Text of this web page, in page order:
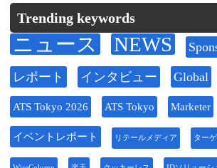
Trending keywords
ニュース NEWS
レポート インタビュー Global
ATS Tokyo 2026 ATS Tokyo Marketer
イベントレポート リテールメディア ター